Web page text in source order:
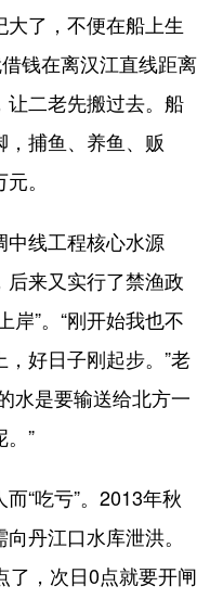
日本語
了，不便在船上生
钱在离汉江直线距离
二老先搬过去。船
，捕鱼、养鱼、贩
。
线工程核心水源
来又实行了禁渔政
岸”。“刚开始我也不
好日子刚起步。”老
水是要输送给北方一
”
“吃亏”。2013年秋
丹江口水库泄洪。
了，次日0点就要开闸